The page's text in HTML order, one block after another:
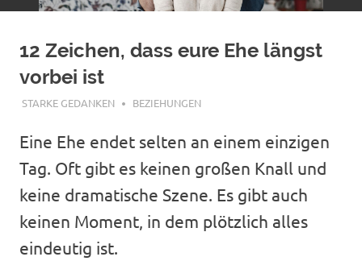
12 Zeichen, dass eure Ehe längst
vorbei ist
JULI 3, 2026
STARKE GEDANKEN BEZIEHUNGEN
Eine Ehe endet selten an einem einzigen
Tag. Oft gibt es keinen großen Knall und
keine dramatische Szene. Es gibt auch
keinen Moment, in dem plötzlich alles
eindeutig ist.